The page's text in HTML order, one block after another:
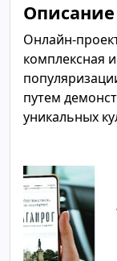
Описание
Онлайн-
комплексная
путем
уникальных